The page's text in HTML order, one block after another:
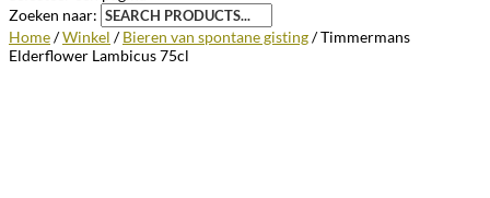
Zoeken naar:
Home/Winkel /Bieren van spontane gisting/ Timmermans
Elderflower Lambicus 75cl